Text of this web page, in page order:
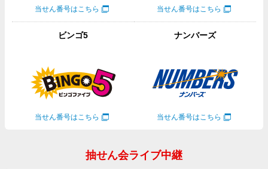
当せん番号はこちら 当せん番号はこちら
ビンゴ5
当せん番号はこちら
ナンバーズ
当せん番号はこちら
抽せん会ライブ中継